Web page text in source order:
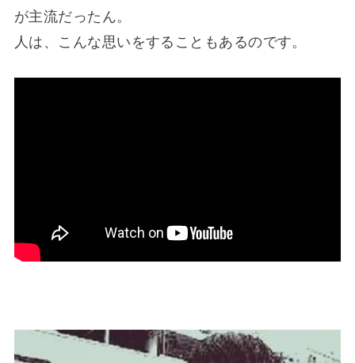
が主流だったん。
人は、こんな思いをすることもあるのです。